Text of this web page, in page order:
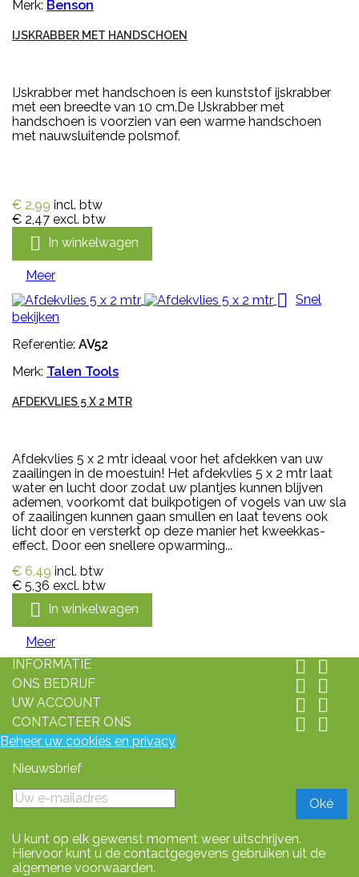
Merk: Benson
IJSKRABBER MET HANDSCHOEN
IJskrabber met handschoen is een kunststof ijskrabber
met een breedte van 10 cm.De IJskrabber met
handschoen is voorzien van een warme handschoen
met nauwsluitende polsmof.
€ 2,99 incl. btw
€ 2,47 excl. btw
 In winkelwagen
Meer

Snel
bekijken
Referentie: AV52
Merk: Talen Tools
AFDEKVLIES 5 X 2 MTR
Afdekvlies 5 x 2 mtr ideaal voor het afdekken van uw
zaailingen in de moestuin! Het afdekvlies 5 x 2 mtr laat
water en lucht door zodat uw plantjes kunnen blijven
ademen, voorkomt dat buikpotigen of vogels van uw sla
of zaailingen kunnen gaan smullen en laat tevens ook
licht door en versterkt op deze manier het kweekkas-
effect. Door een snellere opwarming...
€ 6,49 incl. btw
€ 5,36 excl. btw
 In winkelwagen
Meer
INFORMATIE
 
ONS BEDRIJF  
UW ACCOUNT  
CONTACTEER ONS  
Beheer uw cookies en privacy
Nieuwsbrief
U kunt op elk gewenst moment weer uitschrijven.
Hiervoor kunt u de contactgegevens gebruiken uit de
algemene voorwaarden.